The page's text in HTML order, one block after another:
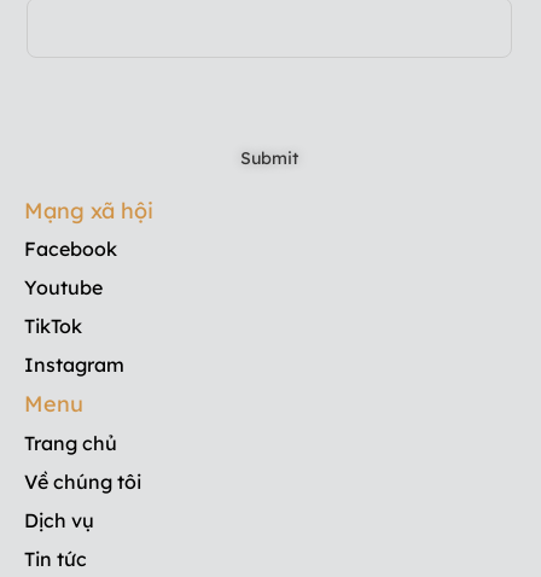
Mạng xã hội
Facebook
Youtube
TikTok
Instagram
Menu
Trang chủ
Về chúng tôi
Dịch vụ
Tin tức